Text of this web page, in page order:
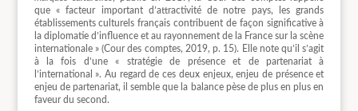
que « facteur important d’attractivité de notre pays, les grands
établissements culturels français contribuent de façon significative à
la diplomatie d’influence et au rayonnement de la France sur la scène
internationale » (Cour des comptes, 2019, p. 15). Elle note qu’il s’agit
à la fois d’une « stratégie de présence et de partenariat à
l’international ». Au regard de ces deux enjeux, enjeu de présence et
enjeu de partenariat, il semble que la balance pèse de plus en plus en
faveur du second.